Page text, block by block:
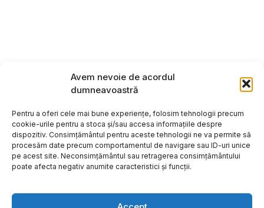
Avem nevoie de acordul
dumneavoastră
Pentru a oferi cele mai bune experiențe, folosim tehnologii precum
cookie-urile pentru a stoca și/sau accesa informațiile despre
dispozitiv. Consimțământul pentru aceste tehnologii ne va permite să
procesăm date precum comportamentul de navigare sau ID-uri unice
pe acest site. Neconsimțământul sau retragerea consimțământului
poate afecta negativ anumite caracteristici și funcții.